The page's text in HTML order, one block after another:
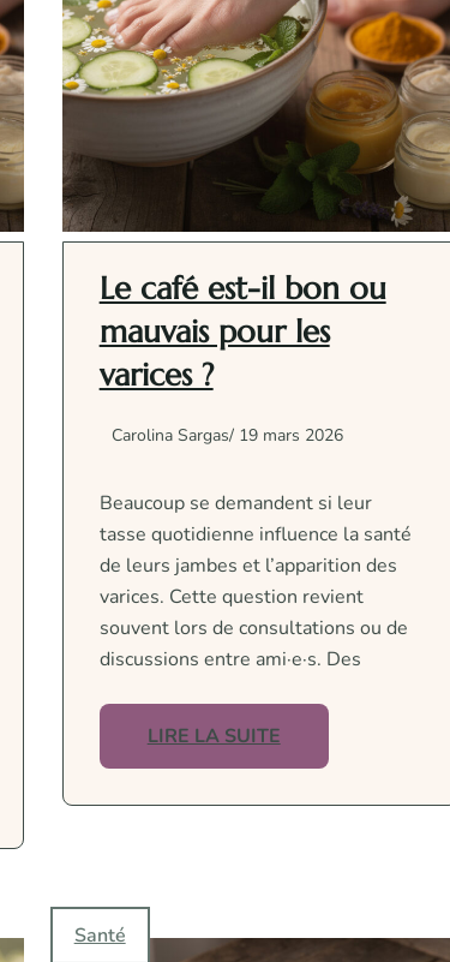
Le café est-il bon ou
mauvais pour les
varices ?
Carolina Sargas/ 19 mars 2026
Beaucoup se demandent si leur
tasse quotidienne influence la santé
de leurs jambes et l’apparition des
varices. Cette question revient
souvent lors de consultations ou de
discussions entre ami·e·s. Des
LIRE LA SUITE
Santé